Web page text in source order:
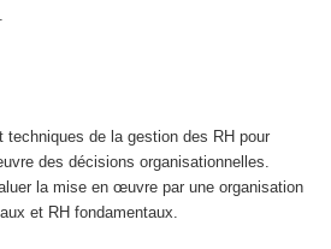
techniques de la gestion des RH pour
des décisions organisationnelles.
la mise en œuvre par une organisation
et RH fondamentaux.